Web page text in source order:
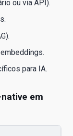
ou via API).
para IA.
em